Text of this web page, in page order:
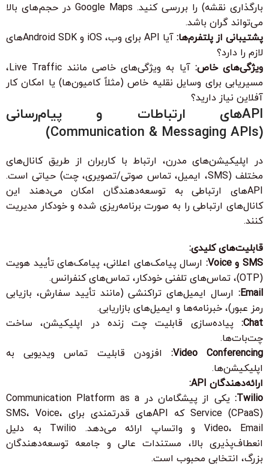
بارگذاری نقشه) را بررسی کنید. Google Maps در حجم‌های بالا
می‌تواند گران باشد.
پشتیبانی از پلتفرم‌ها:
آیا API برای وب، iOS و Android SDKهای
لازم را دارد؟
ویژگی‌های خاص:
آیا به ویژگی‌های خاصی مانند Live Traffic،
مسیریابی برای وسایل نقلیه خاص (مثلاً کامیون‌ها) یا امکان کار
آفلاین نیاز دارید؟
APIهای ارتباطات و پیام‌رسانی
(Communication & Messaging APIs)
در اپلیکیشن‌های مدرن، ارتباط با کاربران از طریق کانال‌های
مختلف (SMS، ایمیل، تماس صوتی/تصویری، چت) حیاتی است.
APIهای ارتباطی به توسعه‌دهندگان امکان می‌دهند این
کانال‌های ارتباطی را به صورت برنامه‌ریزی شده و خودکار مدیریت
کنند.
قابلیت‌های کلیدی:
SMS و Voice:
ارسال پیامک‌های اعلانی، پیامک‌های تأیید هویت
(OTP)، تماس‌های تلفنی خودکار، تماس‌های کنفرانس.
Email:
ارسال ایمیل‌های تراکنشی (مانند تأیید سفارش، بازیابی
رمز عبور)، خبرنامه‌ها و ایمیل‌های بازاریابی.
Chat:
پیاده‌سازی قابلیت چت زنده در اپلیکیشن، ساخت
چت‌بات‌ها.
Video Conferencing:
افزودن قابلیت تماس ویدیویی به
اپلیکیشن‌ها.
ارائه‌دهندگان API:
Twilio:
یکی از پیشگامان در Communication Platform as a
Service (CPaaS) که APIهای قدرتمندی برای SMS، Voice،
Video، Email و واتساپ ارائه می‌دهد. Twilio به دلیل
انعطاف‌پذیری بالا، مستندات عالی و جامعه توسعه‌دهندگان
بزرگ، انتخابی محبوب است.